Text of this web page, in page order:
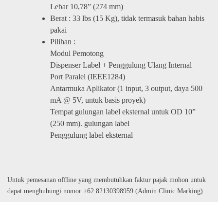
Lebar 10,78” (274 mm)
Berat : 33 lbs (15 Kg), tidak termasuk bahan habis
pakai
Pilihan :
Modul Pemotong
Dispenser Label + Penggulung Ulang Internal
Port Paralel (IEEE1284)
Antarmuka Aplikator (1 input, 3 output, daya 500
mA @ 5V, untuk basis proyek)
Tempat gulungan label eksternal untuk OD 10”
(250 mm). gulungan label
Penggulung label eksternal
Untuk pemesanan offline yang membutuhkan faktur pajak mohon untuk
dapat menghubungi nomor +62 82130398959 (Admin Clinic Marking)